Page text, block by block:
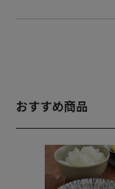
おすすめ商品